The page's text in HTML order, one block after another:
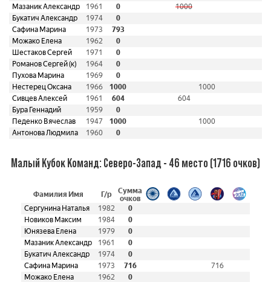
Мазаник Александр
1961 0
1000
Букатич Александр
1974
0
Сафина Марина
1973
793
Можако Елена
1962
0
Шестаков Сергей
1971
0
Романов Сергей (к)
1964
0
Пухова Марина
1969
0
Нестерец Оксана
1966 1000
1000
Сивцев Алексей
1961 604
604
Бура Геннадий
1959
0
Педенко Вячеслав
1947 1000
1000
Антонова Людмила
1960 0
Малый Кубок Команд: Северо-Запад - 46 место (1716 очков)
Фамилия Имя Г/р
Сумма
очков
Сергунина Наталья
1982
0
Новиков Максим
1984
0
Юнязева Елена
1979
0
Мазаник Александр
1961
0
Букатич Александр
1974
0
Сафина Марина
1973 716
716
Можако Елена
1962
0